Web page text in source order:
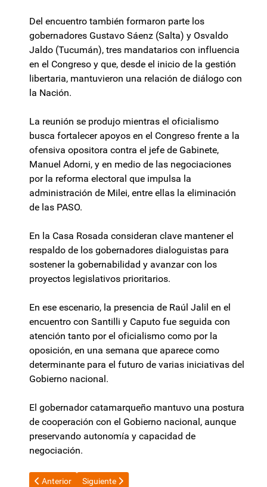
Del encuentro también formaron parte los
gobernadores Gustavo Sáenz (Salta) y Osvaldo
Jaldo (Tucumán), tres mandatarios con influencia
en el Congreso y que, desde el inicio de la gestión
libertaria, mantuvieron una relación de diálogo con
la Nación.
La reunión se produjo mientras el oficialismo
busca fortalecer apoyos en el Congreso frente a la
ofensiva opositora contra el jefe de Gabinete,
Manuel Adorni, y en medio de las negociaciones
por la reforma electoral que impulsa la
administración de Milei, entre ellas la eliminación
de las PASO.
En la Casa Rosada consideran clave mantener el
respaldo de los gobernadores dialoguistas para
sostener la gobernabilidad y avanzar con los
proyectos legislativos prioritarios.
En ese escenario, la presencia de Raúl Jalil en el
encuentro con Santilli y Caputo fue seguida con
atención tanto por el oficialismo como por la
oposición, en una semana que aparece como
determinante para el futuro de varias iniciativas del
Gobierno nacional.
El gobernador catamarqueño mantuvo una postura
de cooperación con el Gobierno nacional, aunque
preservando autonomía y capacidad de
negociación.
Artículo anterior: Milei desembarca en España por sexta vez
Anterior Artículo siguiente: Javier Milei aseguró que
Siguiente